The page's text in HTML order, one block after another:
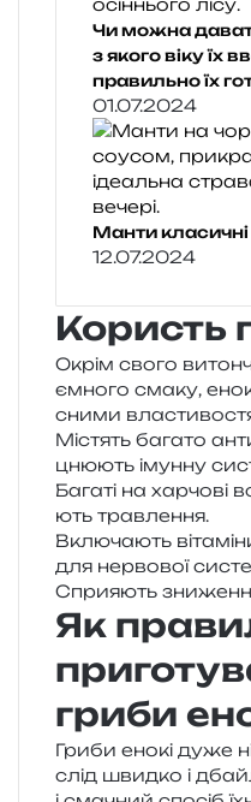
Чи можна
з якого віку їх
правильно їх
01.07.2024
Манти класичні
12.07.2024
Користь
Окрім свого
єм­но­го смаку,
сни­ми
Містять бага­то
цню­ють імун­ну
Багаті на хар­чо­ві
ють травлення.
Включають
для нер­во­вої
Сприяють
Як
гриби
Гриби енокі дуже
слід швид­ко і